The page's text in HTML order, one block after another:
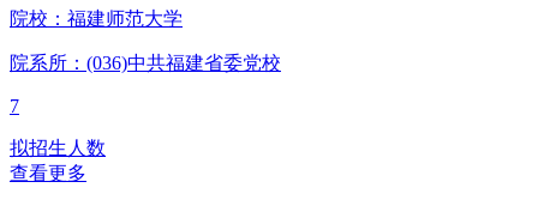
院校： 福建师范大学
院系所：(036)中共福建省委党校
7
拟招生人数
查看更多